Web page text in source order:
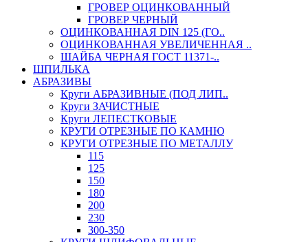
ГРОВЕР ОЦИНКОВАННЫЙ
ГРОВЕР ЧЕРНЫЙ
ОЦИНКОВАННАЯ DIN 125 (ГО..
ОЦИНКОВАННАЯ УВЕЛИЧЕННАЯ ..
ШАЙБА ЧЕРНАЯ ГОСТ 11371-..
ШПИЛЬКА
АБРАЗИВЫ
Круги АБРАЗИВНЫЕ (ПОД ЛИП..
Круги ЗАЧИСТНЫЕ
Круги ЛЕПЕСТКОВЫЕ
КРУГИ ОТРЕЗНЫЕ ПО КАМНЮ
КРУГИ ОТРЕЗНЫЕ ПО МЕТАЛЛУ
115
125
150
180
200
230
300-350